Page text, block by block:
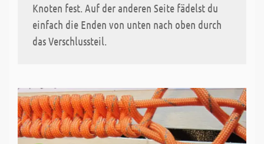
Knoten fest. Auf der anderen Seite fädelst du
einfach die Enden von unten nach oben durch
das Verschlussteil.